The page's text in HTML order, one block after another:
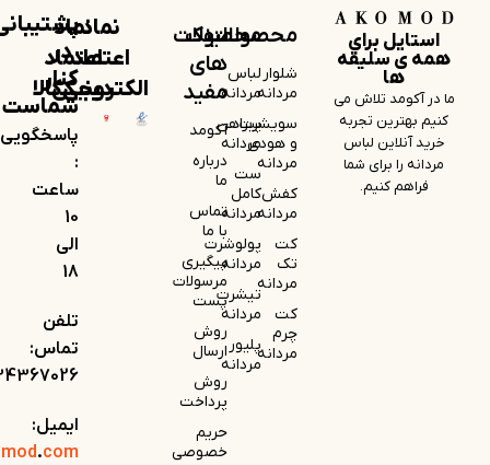
استایل برای
همه ی سلیقه
ها
ما در آکومد تلاش می
کنیم بهترین تجربه
خرید آنلاین لباس
مردانه را برای شما
فراهم کنیم.
محصولات
شلوار
مردانه
سویشرت
و هودی
مردانه
کفش
مردانه
کت
تک
مردانه
کت
چرم
مردانه
محصولات
لباس
مردانه
پیراهن
مردانه
ست
کامل
مردانه
پولوشرت
مردانه
تیشرت
مردانه
پلیور
مردانه
لینک
های
مفید
آکومد
درباره
ما
تماس
با ما
پیگیری
مرسولات
پست
روش
ارسال
روش
پرداخت
حریم
خصوصی
نماد
اعتماد
الکترونیکی
نماد
اعتماد
دیجی‌کالا
در
کنار
شماست
پاسخگویی
:
ساعت
10
الی
18
تلفن
تماس:
ایمیل:
.com